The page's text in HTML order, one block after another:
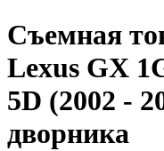
Съемная
Lexus GX
5D (2002 -
дворника